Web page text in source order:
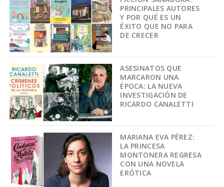
PRINCIPALES AUTORES
Y POR QUÉ ES UN
ÉXITO QUE NO PARA
DE CRECER
ASESINATOS QUE
MARCARON UNA
ÉPOCA: LA NUEVA
INVESTIGACIÓN DE
RICARDO CANALETTI
MARIANA EVA PÉREZ:
LA PRINCESA
MONTONERA REGRESA
CON UNA NOVELA
ERÓTICA